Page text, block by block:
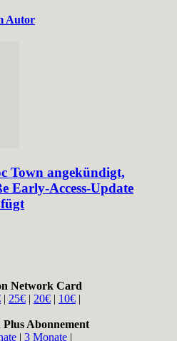
Autor
Town angekündigt,
Early-Access-Update
Network Card
| 25€ | 20€ | 10€ |
Plus Abonnement
| 3 Monate|